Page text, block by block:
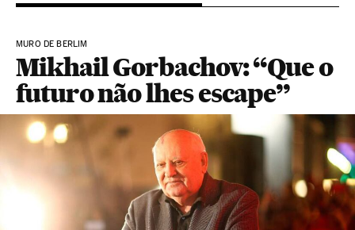
MURO DE BERLIM
Mikhail Gorbachov: “Que o
futuro não lhes escape”